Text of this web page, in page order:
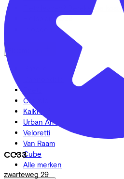
CC33
zwarteweg 29
Fiets leasen? Bereken je kosten
Fietsplan 2026
Cervélo
Kalkhoff
Urban Arrow
Veloretti
Van Raam
Cube
Alle merken